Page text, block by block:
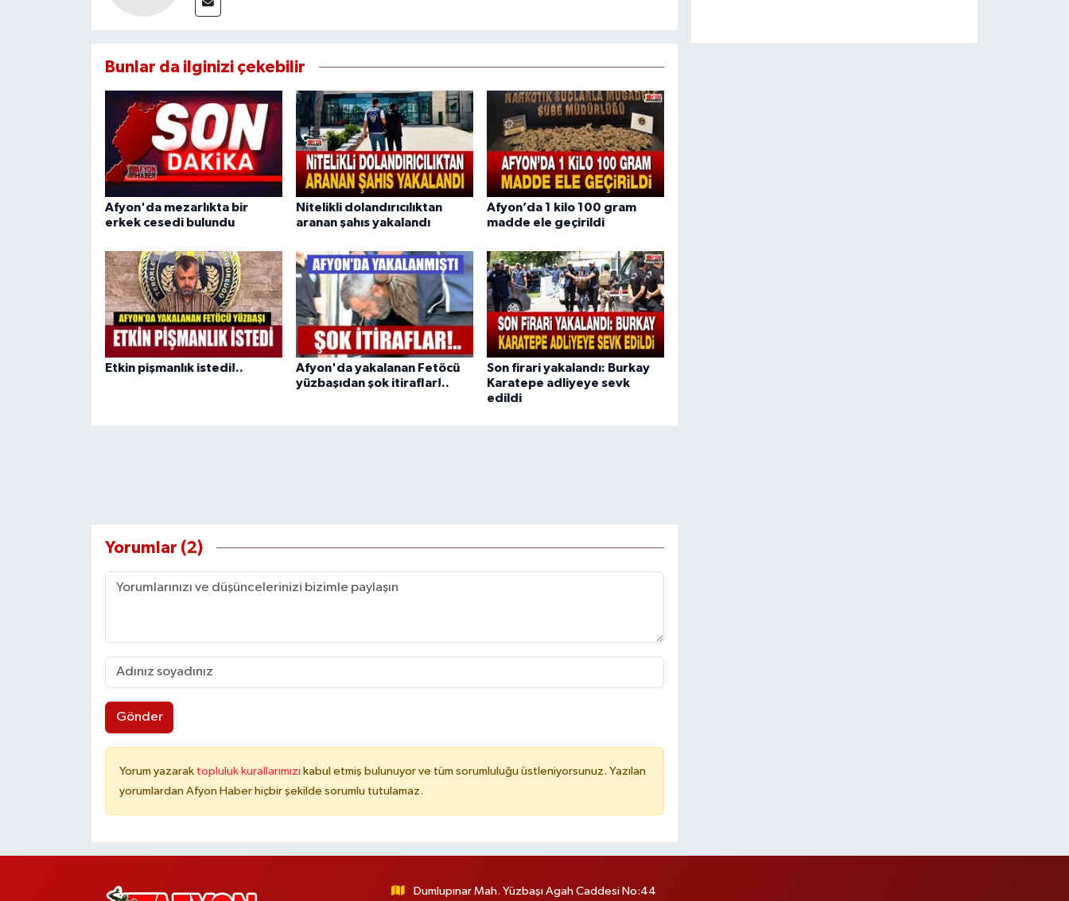
Bunlar da ilginizi çekebilir
Afyon'da mezarlıkta bir
erkek cesedi bulundu
Nitelikli dolandırıcılıktan
aranan şahıs yakalandı
Afyon’da 1 kilo 100 gram
madde ele geçirildi
Etkin pişmanlık istedi!..
Afyon'da yakalanan Fetöcü
yüzbaşıdan şok itiraflar!..
Son firari yakalandı: Burkay
Karatepe adliyeye sevk
edildi
Yorumlar (2)
Gönder
Yorum yazarak topluluk kurallarımızı kabul etmiş bulunuyor ve tüm sorumluluğu üstleniyorsunuz. Yazılan
yorumlardan Afyon Haber hiçbir şekilde sorumlu tutulamaz.
Dumlupınar Mah. Yüzbaşı Agah Caddesi No:44